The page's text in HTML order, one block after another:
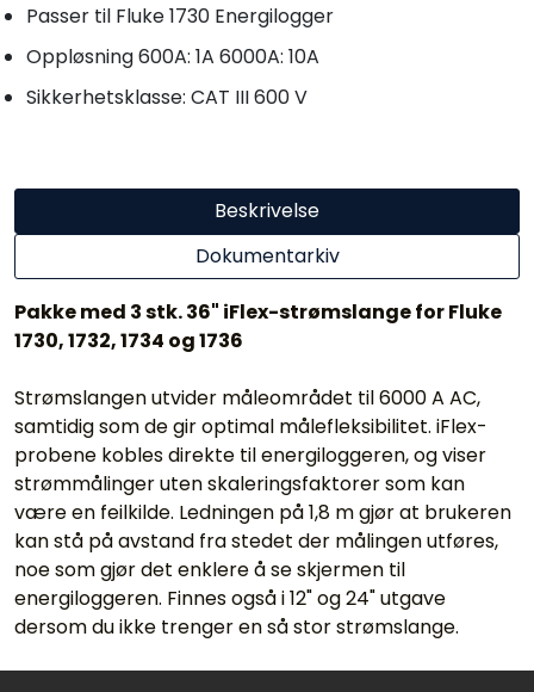
Passer til Fluke 1730 Energilogger
Oppløsning 600A: 1A 6000A: 10A
Sikkerhetsklasse: CAT III 600 V
Beskrivelse
Dokumentarkiv
Pakke med 3 stk. 36" iFlex-strømslange for Fluke
1730, 1732, 1734 og 1736
Strømslangen utvider måleområdet til 6000 A AC,
samtidig som de gir optimal målefleksibilitet. iFlex-
probene kobles direkte til energiloggeren, og viser
strømmålinger uten skaleringsfaktorer som kan
være en feilkilde. Ledningen på 1,8 m gjør at brukeren
kan stå på avstand fra stedet der målingen utføres,
noe som gjør det enklere å se skjermen til
energiloggeren. Finnes også i 12" og 24" utgave
dersom du ikke trenger en så stor strømslange.